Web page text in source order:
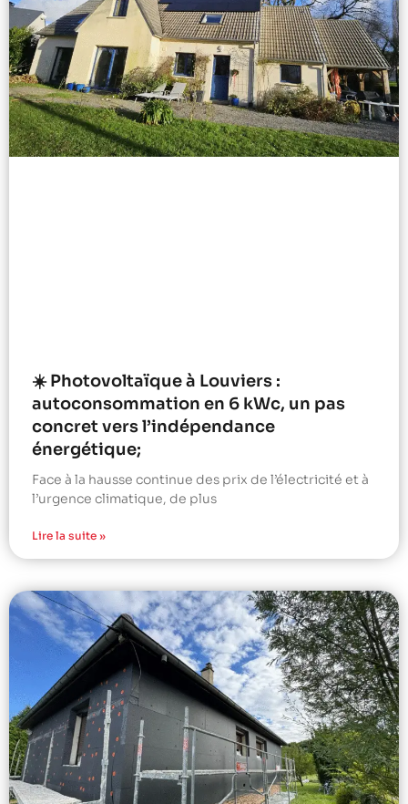
☀️ Photovoltaïque à Louviers :
autoconsommation en 6 kWc, un pas
concret vers l’indépendance
énergétique;
Face à la hausse continue des prix de l’électricité et à
l’urgence climatique, de plus
Lire la suite »